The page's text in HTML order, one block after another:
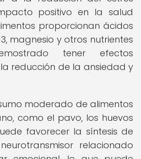
positivo en la salud
proporcionan ácidos
magnesio y otros nutrientes
tener efectos
reducción de la ansiedad y
moderado de alimentos
como el pavo, los huevos
favorecer la síntesis de
relacionado